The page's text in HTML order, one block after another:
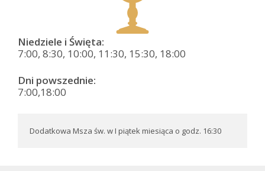
Niedziele i Święta:
7:00, 8:30, 10:00, 11:30, 15:30, 18:00
Dni powszednie:
7:00,18:00
Dodatkowa Msza św. w I piątek miesiąca o godz. 16:30